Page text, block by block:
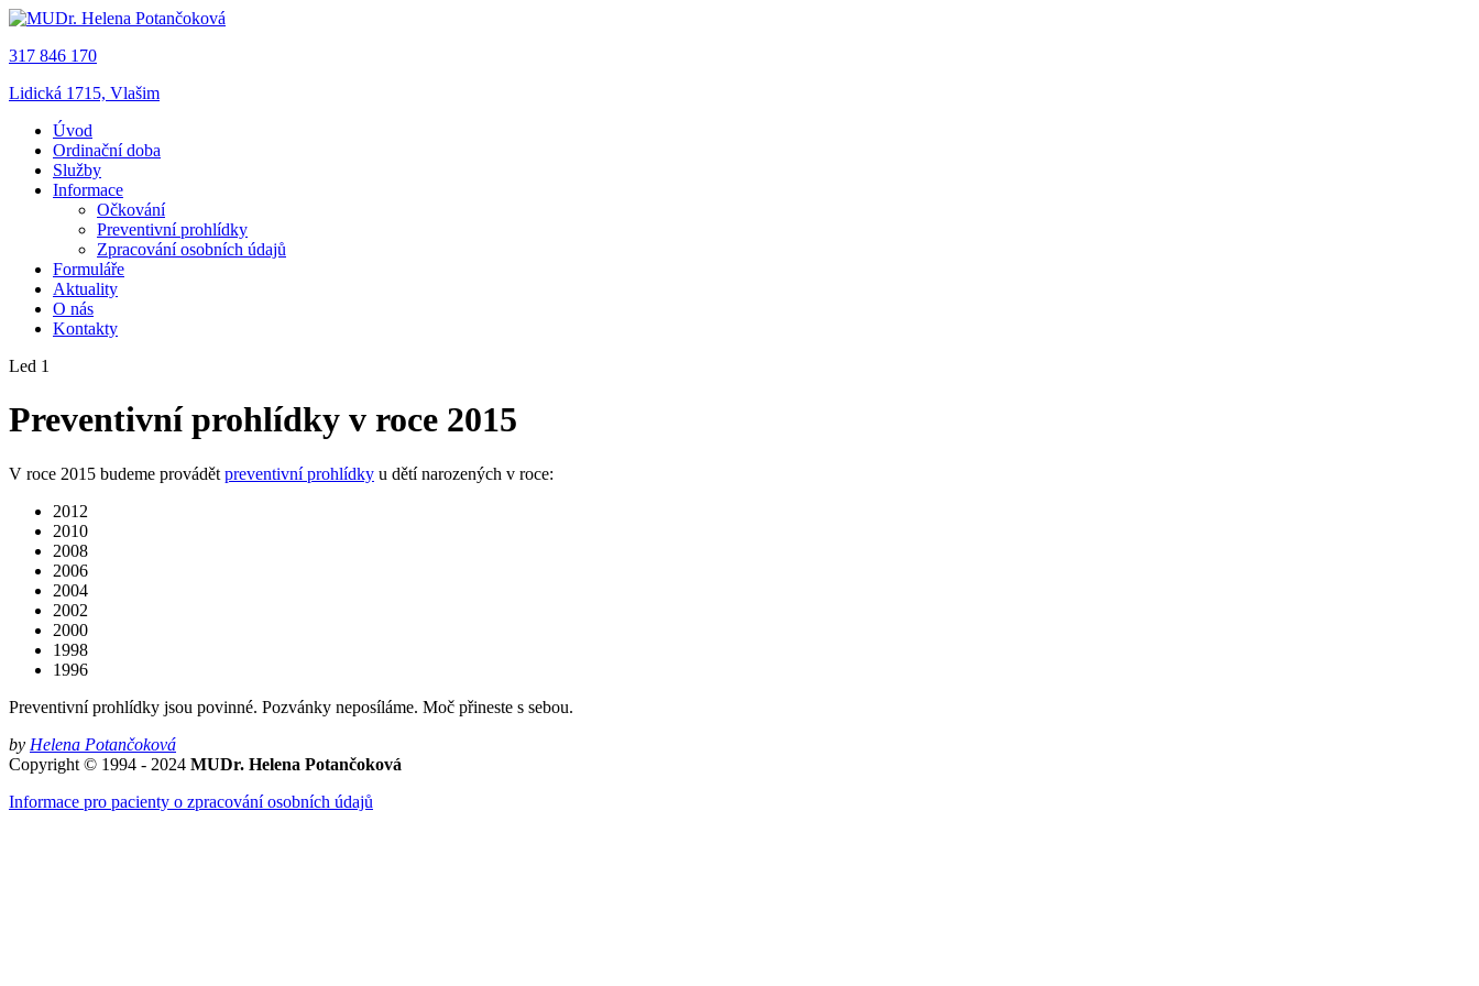
317 846 170
Lidická 1715, Vlašim
Úvod
Ordinační doba
Služby
Informace
Očkování
Preventivní prohlídky
Zpracování osobních údajů
Formuláře
Aktuality
O nás
Kontakty
Led 1
Preventivní prohlídky v roce 2015
V roce 2015 budeme provádět preventivní prohlídky u dětí narozených v roce:
2012
2010
2008
2006
2004
2002
2000
1998
1996
Preventivní prohlídky jsou povinné. Pozvánky neposíláme. Moč přineste s sebou.
by Helena Potančoková
Copyright © 1994 - 2024 MUDr. Helena Potančoková
Informace pro pacienty o zpracování osobních údajů